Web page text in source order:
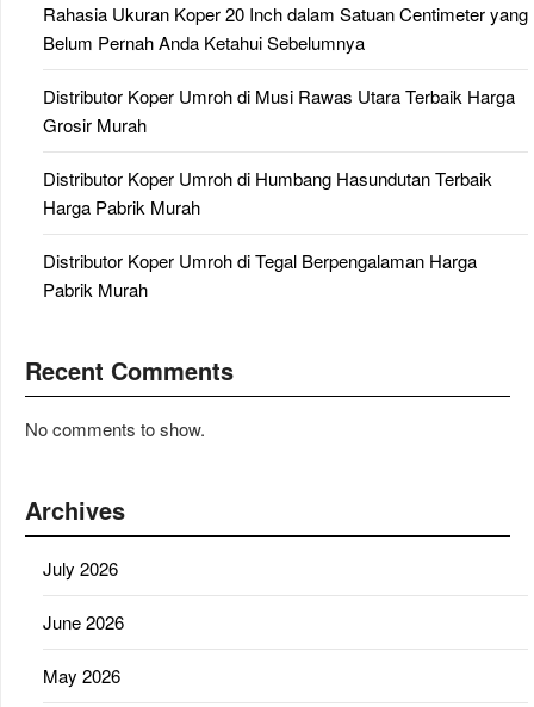
Rahasia Ukuran Koper 20 Inch dalam Satuan Centimeter yang
Belum Pernah Anda Ketahui Sebelumnya
Distributor Koper Umroh di Musi Rawas Utara Terbaik Harga
Grosir Murah
Distributor Koper Umroh di Humbang Hasundutan Terbaik
Harga Pabrik Murah
Distributor Koper Umroh di Tegal Berpengalaman Harga
Pabrik Murah
Recent Comments
No comments to show.
Archives
July 2026
June 2026
May 2026